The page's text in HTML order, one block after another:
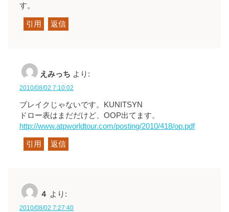
す。
引用 返信
えみっち より:
2010/08/02 7:10:02
ブレイクじゃないです。KUNITSYN
ドロー表はまだだけど、OOP出てます。
http://www.atpworldtour.com/posting/2010/418/op.pdf
引用 返信
４ より:
2010/08/02 7:27:40